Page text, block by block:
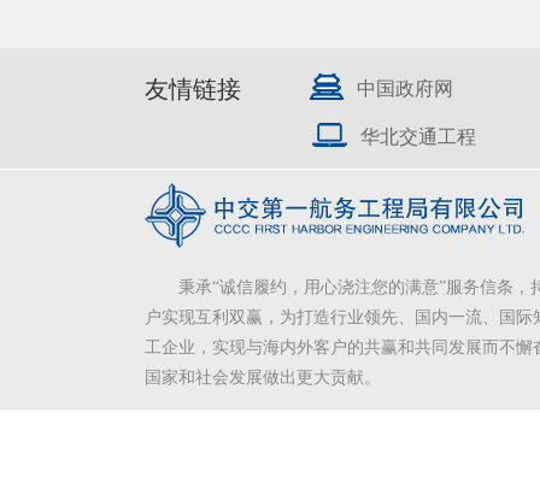
友情链接 中国政府网
华北交通工程
秉承“诚信履约，用心浇注您的满意”服务信条，
户实现互利双赢，为打造行业领先、国内一流、国际
工企业，实现与海内外客户的共赢和共同发展而不懈
国家和社会发展做出更大贡献。